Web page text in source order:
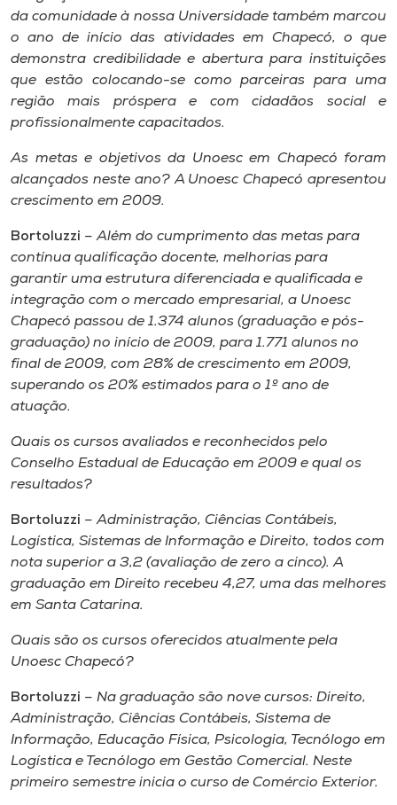
da comunidade à nossa Universidade também marcou
o ano de início das atividades em Chapecó, o que
demonstra credibilidade e abertura para instituições
que estão colocando-se como parceiras para uma
região mais próspera e com cidadãos social e
profissionalmente capacitados.
As metas e objetivos da Unoesc em Chapecó foram
alcançados neste ano? A Unoesc Chapecó apresentou
crescimento em 2009.
Bortoluzzi – Além do cumprimento das metas para
contínua qualificação docente, melhorias para
garantir uma estrutura diferenciada e qualificada e
integração com o mercado empresarial, a Unoesc
Chapecó passou de 1.374 alunos (graduação e pós-
graduação) no início de 2009, para 1.771 alunos no
final de 2009, com 28% de crescimento em 2009,
superando os 20% estimados para o 1º ano de
atuação.
Quais os cursos avaliados e reconhecidos pelo
Conselho Estadual de Educação em 2009 e qual os
resultados?
Bortoluzzi – Administração, Ciências Contábeis,
Logística, Sistemas de Informação e Direito, todos com
nota superior a 3,2 (avaliação de zero a cinco). A
graduação em Direito recebeu 4,27, uma das melhores
em Santa Catarina.
Quais são os cursos oferecidos atualmente pela
Unoesc Chapecó?
Bortoluzzi – Na graduação são nove cursos: Direito,
Administração, Ciências Contábeis, Sistema de
Informação, Educação Física, Psicologia, Tecnólogo em
Logística e Tecnólogo em Gestão Comercial. Neste
primeiro semestre inicia o curso de Comércio Exterior.